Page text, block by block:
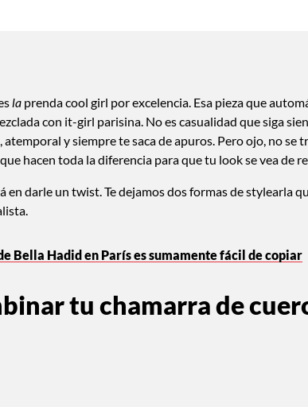
la prenda cool girl por excelencia. Esa pieza que
con it-girl parisina. No es casualidad que siga
y siempre te saca de apuros. Pero ojo, no se
hacen toda la diferencia para que tu look se vea de
en darle un twist. Te dejamos dos formas de stylearla
Bella Hadid en París es sumamente fácil de copiar
tu chamarra de